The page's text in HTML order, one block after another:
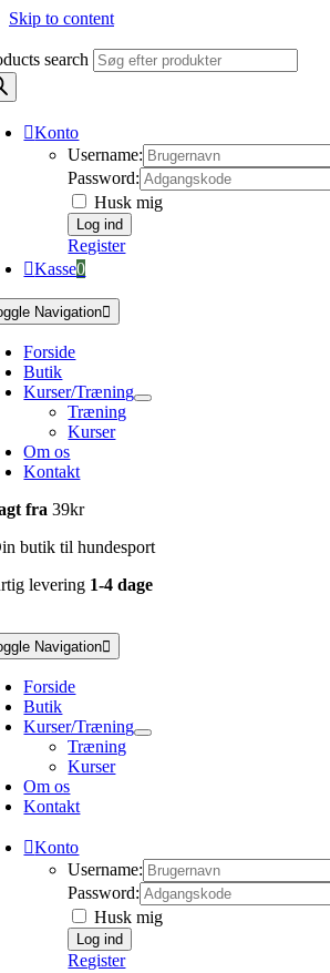
Skip to content
search
Konto
Username:
Password:
Husk mig
Register
Kasse0
Navigation
Forside
Butik
Kurser/Træning
Træning
Kurser
Om os
Kontakt
fra39kr
butik til hundesport
levering 1-4 dage
Navigation
Forside
Butik
Kurser/Træning
Træning
Kurser
Om os
Kontakt
Konto
Username:
Password:
Husk mig
Register